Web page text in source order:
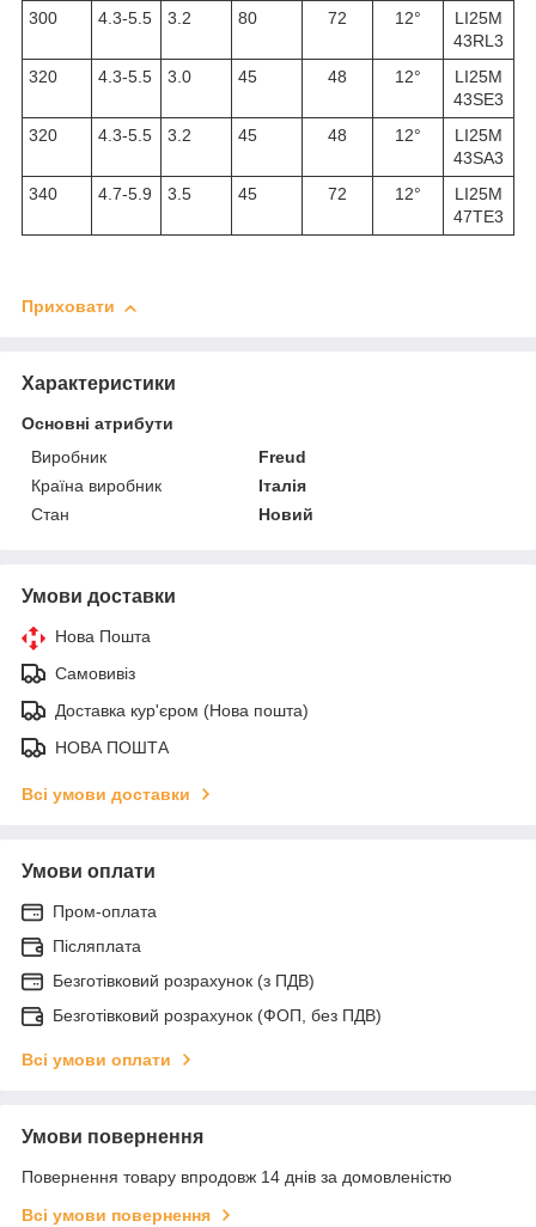
300
4.3-5.5 3.2 80 72 12°
LI25M
43RL3
320
4.3-5.5 3.0 45 48 12°
LI25M
43SE3
320
4.3-5.5 3.2 45 48 12°
LI25M
43SA3
340
4.7-5.9 3.5 45 72 12°
LI25M
47TE3
Приховати
Характеристики
Основні атрибути
Виробник
Freud
Країна виробник
Італія
Стан
Новий
Умови доставки
Нова Пошта
Самовивіз
Доставка кур'єром (Нова пошта)
НОВА ПОШТА
Всі умови доставки
Умови оплати
Пром-оплата
Післяплата
Безготівковий розрахунок (з ПДВ)
Безготівковий розрахунок (ФОП, без ПДВ)
Всі умови оплати
Умови повернення
Повернення товару впродовж 14 днів за домовленістю
Всі умови повернення